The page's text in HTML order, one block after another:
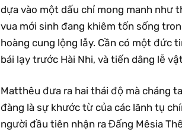
dựa vào một dấu chỉ mong manh như
vua mới sinh đang khiêm tốn sống
hoàng cung lộng lẫy. Cần có một đức
bái lạy trước Hài Nhi, và tiến dâng lễ
Matthêu đưa ra hai thái độ mà cháng
đàng là sự khước từ của các lãnh tụ
người đầu tiên nhận ra Đấng Mêsia